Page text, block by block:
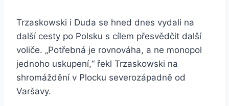
Trzaskowski i Duda se hned dnes vydali na
další cesty po Polsku s cílem přesvědčit další
voliče. „Potřebná je rovnováha, a ne monopol
jednoho uskupení,“ řekl Trzaskowski na
shromáždění v Plocku severozápadně od
Varšavy.